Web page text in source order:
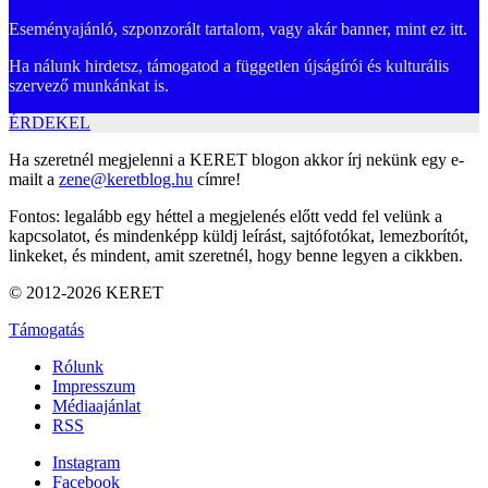
Eseményajánló, szponzorált tartalom, vagy akár banner, mint ez itt.
Ha nálunk hirdetsz, támogatod a független újságírói és kulturális
szervező munkánkat is.
ÉRDEKEL
Ha szeretnél megjelenni a KERET blogon akkor írj nekünk egy e-
mailt a zene@keretblog.hu címre!
Fontos: legalább egy héttel a megjelenés előtt vedd fel velünk a
kapcsolatot, és mindenképp küldj leírást, sajtófotókat, lemezborítót,
linkeket, és mindent, amit szeretnél, hogy benne legyen a cikkben.
© 2012-2026 KERET
Támogatás
Rólunk
Impresszum
Médiaajánlat
RSS
Instagram
Facebook